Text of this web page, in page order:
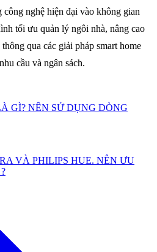
nghệ hiện đại vào không gian
tối ưu quản lý ngôi nhà, nâng cao
qua các giải pháp smart home
cầu và ngân sách.
GÌ? NÊN SỬ DỤNG DÒNG
VÀ PHILIPS HUE. NÊN ƯU